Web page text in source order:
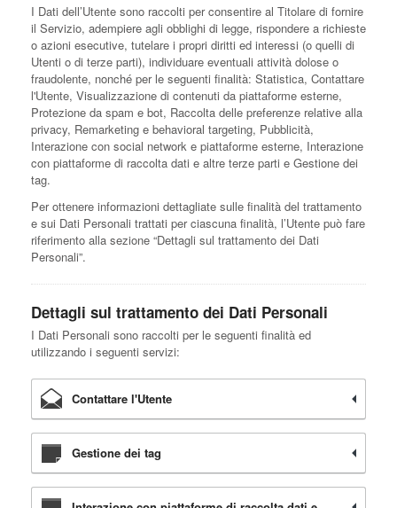
I Dati dell’Utente sono raccolti per consentire al Titolare di fornire
il Servizio, adempiere agli obblighi di legge, rispondere a richieste
o azioni esecutive, tutelare i propri diritti ed interessi (o quelli di
Utenti o di terze parti), individuare eventuali attività dolose o
fraudolente, nonché per le seguenti finalità: Statistica, Contattare
l'Utente, Visualizzazione di contenuti da piattaforme esterne,
Protezione da spam e bot, Raccolta delle preferenze relative alla
privacy, Remarketing e behavioral targeting, Pubblicità,
Interazione con social network e piattaforme esterne, Interazione
con piattaforme di raccolta dati e altre terze parti e Gestione dei
tag.
Per ottenere informazioni dettagliate sulle finalità del trattamento
e sui Dati Personali trattati per ciascuna finalità, l’Utente può fare
riferimento alla sezione “Dettagli sul trattamento dei Dati
Personali”.
Dettagli sul trattamento dei Dati Personali
I Dati Personali sono raccolti per le seguenti finalità ed
utilizzando i seguenti servizi:
Contattare l'Utente
Gestione dei tag